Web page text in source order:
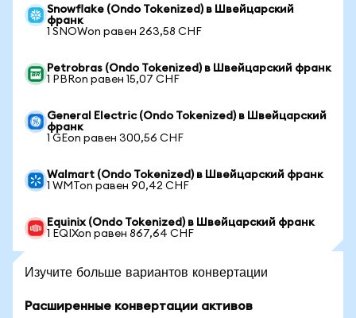
Snowflake (Ondo Tokenized) в Швейцарский
франк
1 SNOWon равен 263,58 CHF
Petrobras (Ondo Tokenized) в Швейцарский франк
1 PBRon равен 15,07 CHF
General Electric (Ondo Tokenized) в Швейцарский
франк
1 GEon равен 300,56 CHF
Walmart (Ondo Tokenized) в Швейцарский франк
1 WMTon равен 90,42 CHF
Equinix (Ondo Tokenized) в Швейцарский франк
1 EQIXon равен 867,64 CHF
Изучите больше вариантов конвертации
Расширенные конвертации активов